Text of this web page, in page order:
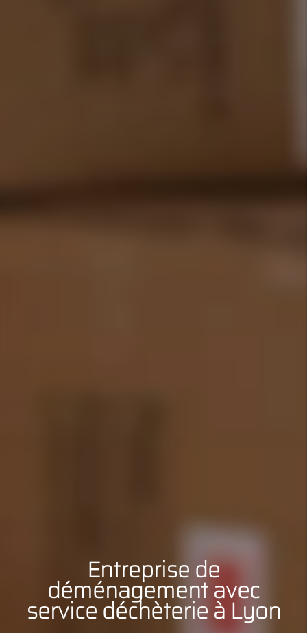
Entreprise de
déménagement avec
service déchèterie à Lyon